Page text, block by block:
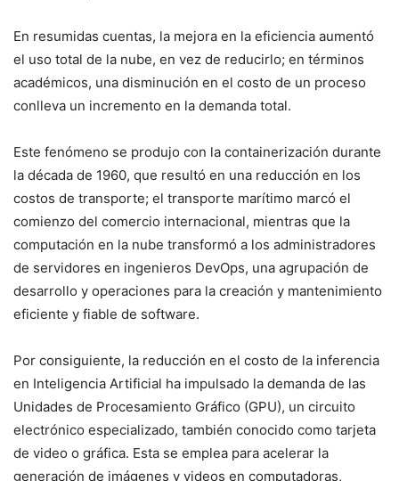
En resumidas cuentas, la mejora en la eficiencia aumentó
el uso total de la nube, en vez de reducirlo; en términos
académicos, una disminución en el costo de un proceso
conlleva un incremento en la demanda total.
Este fenómeno se produjo con la containerización durante
la década de 1960, que resultó en una reducción en los
costos de transporte; el transporte marítimo marcó el
comienzo del comercio internacional, mientras que la
computación en la nube transformó a los administradores
de servidores en ingenieros DevOps, una agrupación de
desarrollo y operaciones para la creación y mantenimiento
eficiente y fiable de software.
Por consiguiente, la reducción en el costo de la inferencia
en Inteligencia Artificial ha impulsado la demanda de las
Unidades de Procesamiento Gráfico (GPU), un circuito
electrónico especializado, también conocido como tarjeta
de video o gráfica. Esta se emplea para acelerar la
generación de imágenes y videos en computadoras,